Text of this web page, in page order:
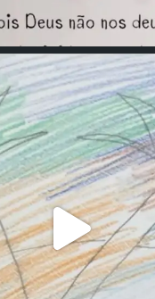
institutodanieladepolli